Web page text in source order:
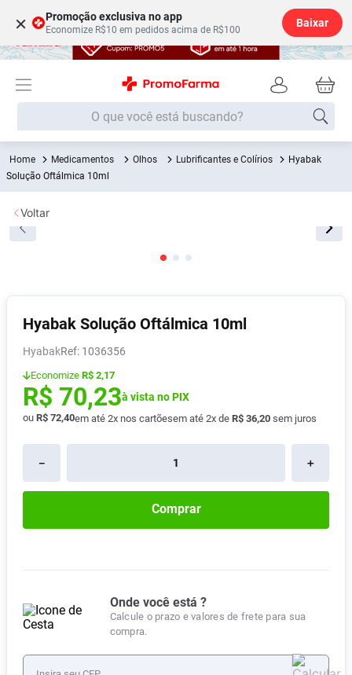
× Promoção exclusiva no app
Economize R$10 em pedidos acima de R$100
Baixar
O que você está buscando?
Medicamentos Olhos Lubrificantes e Colírios
Hyabak
Solução Oftálmica 10ml
Hyabak Solução Oftálmica 10ml
Hyabak : 1036356
Economize R$ 2,17
R$ 70,23à vista no PIX
ou R$ 72,40em até 2x nos cartõesem até 2x de R$ 36,20 sem juros
＋
－
Comprar
Onde você está ?
Calcule o prazo e valores de frete para sua
compra.
Voltar
Termos mais buscados
1º Fralda
2
5º Fralda G
6º Shampoo
7º Desodorante
8º Absorvente
9 Vitamina D
10º Lavitan